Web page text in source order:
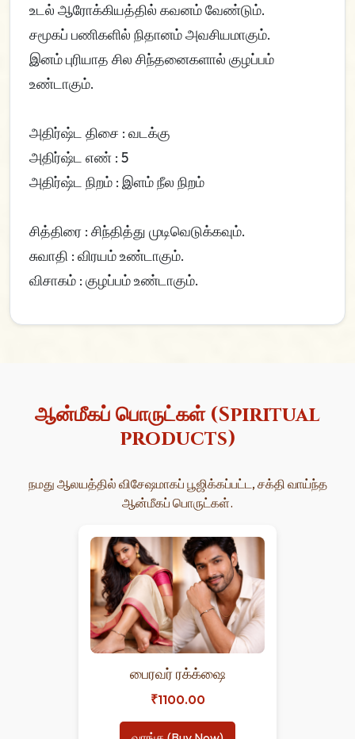
உடல் ஆரோக்கியத்தில் கவனம் வேண்டும்.
சமூகப் பணிகளில் நிதானம் அவசியமாகும்.
இனம் புரியாத சில சிந்தனைகளால் குழப்பம்
உண்டாகும்.
அதிர்ஷ்ட திசை : வடக்கு
அதிர்ஷ்ட எண் : 5
அதிர்ஷ்ட நிறம் : இளம் நீல நிறம்
சித்திரை : சிந்தித்து முடிவெடுக்கவும்.
சுவாதி : விரயம் உண்டாகும்.
விசாகம் : குழப்பம் உண்டாகும்.
ஆன்மீகப் பொருட்கள் (Spiritual
products)
நமது ஆலயத்தில் விசேஷமாகப் பூஜிக்கப்பட்ட, சக்தி வாய்ந்த
ஆன்மீகப் பொருட்கள்.
பைரவர் ரக்க்ஷை
₹1100.00